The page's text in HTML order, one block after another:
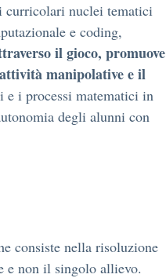
curricolari nuclei tematici
e coding,
il gioco, promuove
manipolative e il
e i processi matematici in
degli alunni con
consiste nella risoluzione
e non il singolo allievo.